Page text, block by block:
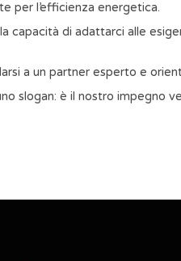
per l’efficienza energetica.
capacità di adattarci alle
a un partner esperto e
slogan: è il nostro impegno